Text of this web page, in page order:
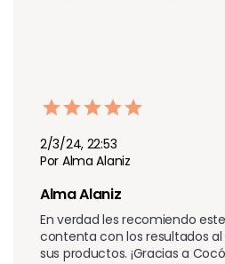
2/3/24, 22:53
Por Alma Alaniz
Alma Alaniz
En verdad les recomiendo
contenta con los resultados
sus productos. ¡Gracias a